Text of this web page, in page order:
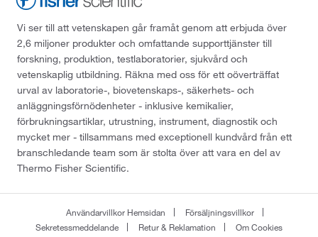
Vi ser till att vetenskapen går framåt genom att erbjuda över
2,6 miljoner produkter och omfattande supporttjänster till
forskning, produktion, testlaboratorier, sjukvård och
vetenskaplig utbildning. Räkna med oss för ett oöverträffat
urval av laboratorie-, biovetenskaps-, säkerhets- och
anläggningsförnödenheter - inklusive kemikalier,
förbrukningsartiklar, utrustning, instrument, diagnostik och
mycket mer - tillsammans med exceptionell kundvård från ett
branschledande team som är stolta över att vara en del av
Thermo Fisher Scientific.
Användarvillkor Hemsidan
Försäljningsvillkor
Sekretessmeddelande
Retur & Reklamation
Om Cookies